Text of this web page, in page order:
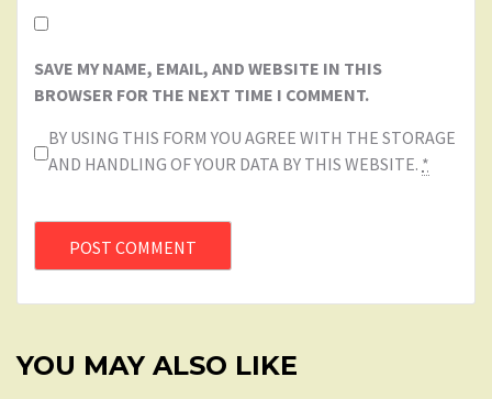
SAVE MY NAME, EMAIL, AND WEBSITE IN THIS
BROWSER FOR THE NEXT TIME I COMMENT.
BY USING THIS FORM YOU AGREE WITH THE STORAGE
AND HANDLING OF YOUR DATA BY THIS WEBSITE. *
YOU MAY ALSO LIKE